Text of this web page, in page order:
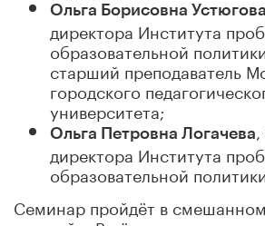
Ольга Борисовна Устюгова
директора Института
образовательной
старший преподаватель
городского
университета;
Ольга Петровна Логачева
директора Института
образовательной
Семинар пройдёт в